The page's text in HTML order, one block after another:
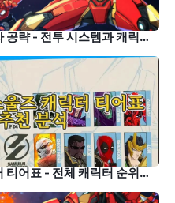
마블 투혼: 파이팅 소울즈 초보자 공략 - 전투 시스템과 캐릭터 선택 가이드
마블 투혼: 파이팅 소울즈 캐릭터 티어표 - 전체 캐릭터 순위와 추천 분석